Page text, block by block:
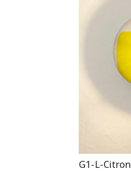
G1-L-Citron